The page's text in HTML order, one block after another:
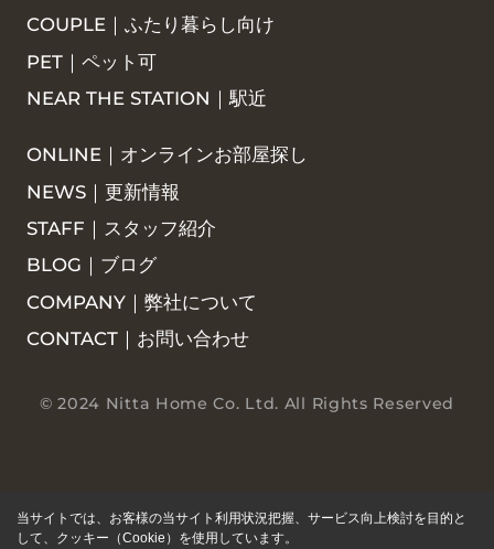
COUPLE｜ふたり暮らし向け
PET｜ペット可
NEAR THE STATION｜駅近
ONLINE｜オンラインお部屋探し
NEWS｜更新情報
STAFF｜スタッフ紹介
BLOG｜ブログ
COMPANY｜弊社について
CONTACT｜お問い合わせ
© 2024 Nitta Home Co. Ltd. All Rights Reserved
当サイトでは、お客様の当サイト利用状況把握、サービス向上検討を目的と
して、クッキー（Cookie）を使用しています。